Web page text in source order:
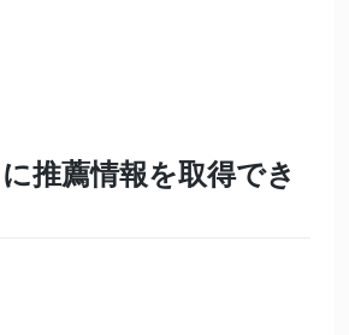
推薦情報を取得でき